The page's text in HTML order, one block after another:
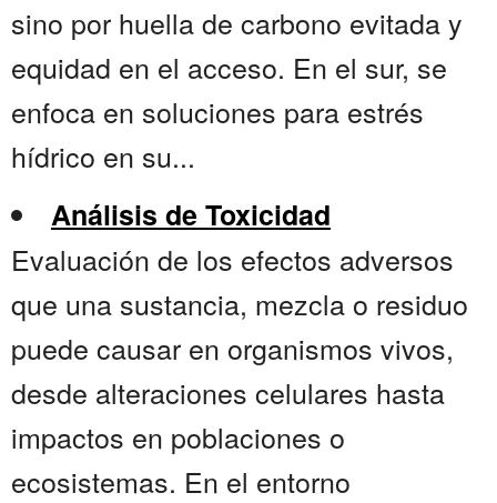
sino por huella de carbono evitada y
equidad en el acceso. En el sur, se
enfoca en soluciones para estrés
hídrico en su...
Análisis de Toxicidad
Evaluación de los efectos adversos
que una sustancia, mezcla o residuo
puede causar en organismos vivos,
desde alteraciones celulares hasta
impactos en poblaciones o
ecosistemas. En el entorno